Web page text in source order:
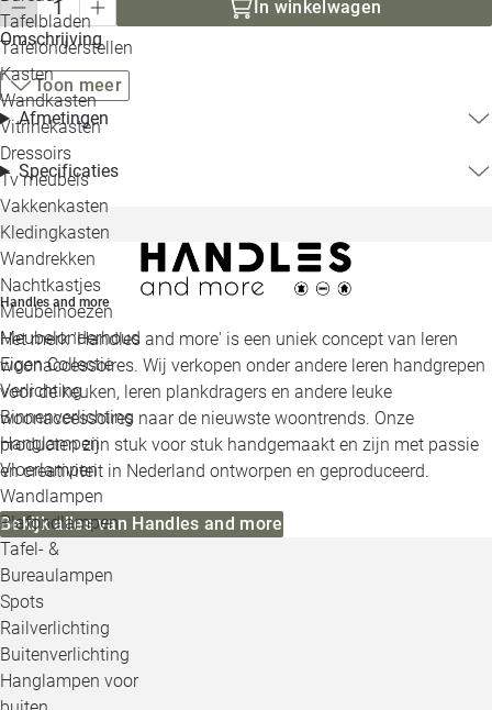
Tafelbladen
Tafelonderstellen
Kasten
Wandkasten
Vitrinekasten
Dressoirs
Tv meubels
Vakkenkasten
Kledingkasten
Wandrekken
Nachtkastjes
Meubelhoezen
Meubelonderhoud
Eigen Collectie
Verlichting
Binnenverlichting
Hanglampen
Vloerlampen
Wandlampen
Plafondlampen
Tafel- &
Bureaulampen
Spots
Railverlichting
Buitenverlichting
Hanglampen voor
In winkelwagen
Omschrijving
Toon meer
Afmetingen
Specificaties
Handles and more
Het merk 'Handles and more' is een uniek concept van leren
woonaccessoires. Wij verkopen onder andere leren handgrepen
voor de keuken, leren plankdragers en andere leuke
woonaccessoires naar de nieuwste woontrends. Onze
producten zijn stuk voor stuk handgemaakt en zijn met passie
en creativiteit in Nederland ontworpen en geproduceerd.
Bekijk alles van Handles and more